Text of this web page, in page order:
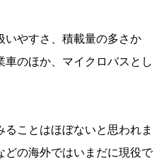
いやすさ、積載量の多さか
車のほか、マイクロバスとし
ことはほぼないと思われま
どの海外ではいまだに現役で